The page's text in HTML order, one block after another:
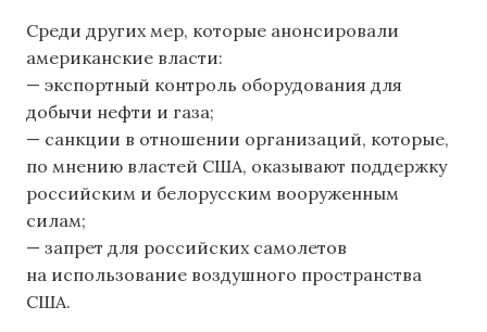
Среди других мер, которые анонсировали
американские власти:
— экспортный контроль оборудования для
добычи нефти и газа;
— санкции в отношении организаций, которые,
по мнению властей США, оказывают поддержку
российским и белорусским вооруженным
силам;
— запрет для российских самолетов
на использование воздушного пространства
США.